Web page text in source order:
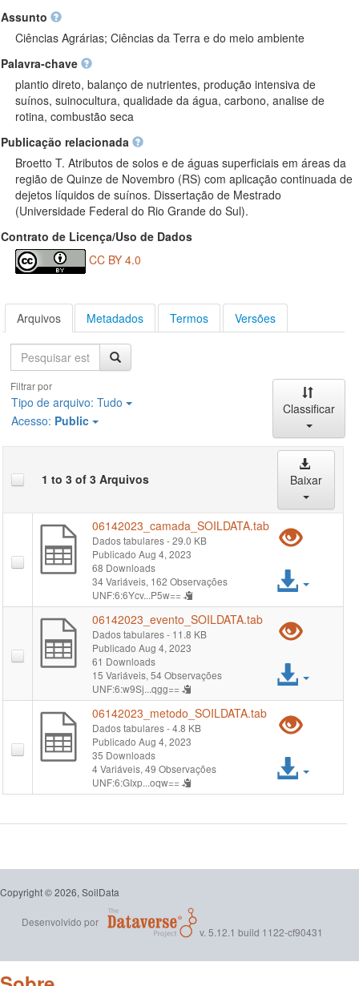
Assunto
Ciências Agrárias; Ciências da Terra e do meio ambiente
Palavra-chave
plantio direto, balanço de nutrientes, produção intensiva de
suínos, suinocultura, qualidade da água, carbono, analise de
rotina, combustão seca
Publicação relacionada
Broetto T. Atributos de solos e de águas superficiais em áreas da
região de Quinze de Novembro (RS) com aplicação continuada de
dejetos líquidos de suínos. Dissertação de Mestrado
(Universidade Federal do Rio Grande do Sul).
Contrato de Licença/Uso de Dados
CC BY 4.0
Arquivos Metadados Termos Versões
Pesquisa
Filtrar por
Tipo de arquivo: Tudo
Acesso: Public
Classificar
1 to 3 of 3 Arquivos Baixar
06142023_camada_SOILDATA.tab
Dados tabulares- 29.0 KB
Publicado Aug 4, 2023
68 Downloads
34 Variáveis, 162 Observações
UNF:6:6Ycv...P5w==
Pré-
06142023_evento_SOILDATA.tab
Dados tabulares- 11.8 KB
Publicado Aug 4, 2023
61 Downloads
15 Variáveis, 54 Observações
UNF:6:w9Sj...qgg==
Pré-
06142023_metodo_SOILDATA.tab
Dados tabulares- 4.8 KB
Publicado Aug 4, 2023
35 Downloads
4 Variáveis, 49 Observações
UNF:6:GIxp...oqw==
Pré-
Copyright © 2026, SoilData
Desenvolvido por
v. 5.12.1 build 1122-cf90431